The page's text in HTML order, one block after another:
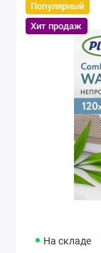
Популярный
Хит продаж
На складе